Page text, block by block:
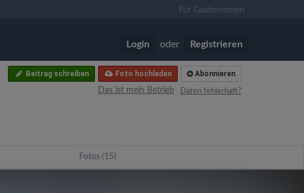
Für Gastronomen
Login oder Registrieren
Abonnieren
Foto hochladen
Beitrag schreiben
Daten fehlerhaft?
Das ist mein Betrieb
Fotos (15)